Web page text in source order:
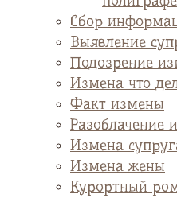
Сбор
Выявление
Подозрение
Измена что
Факт измены
Разоблачение
Измена
Измена жены
Курортный